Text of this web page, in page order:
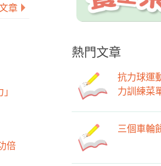
章
倍
熱門文章
抗力球運
力訓練菜
三個車輪